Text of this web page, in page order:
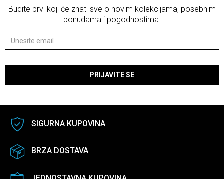
Budite prvi koji će znati sve o novim kolekcijama, posebnim
ponudama i pogodnostima.
PRIJAVITE SE
SIGURNA KUPOVINA
BRZA DOSTAVA